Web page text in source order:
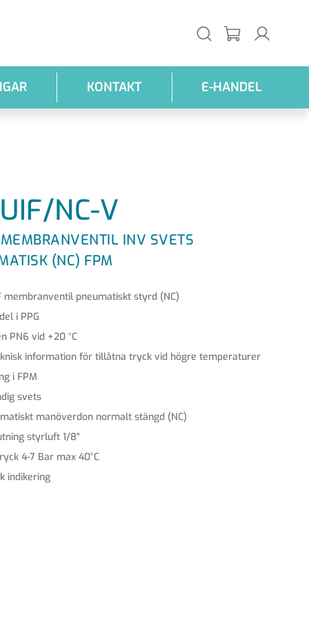
KONTAKT E-HANDEL
NC-V
INV SVETS
(NC) FPM
membranventil pneumatiskt styrd (NC)
i PPG
PN6 vid +20 °C
information för tillåtna tryck vid högre temperaturer
i FPM
svets
manöverdon normalt stängd (NC)
styrluft 1/8"
4-7 Bar max 40°C
indikering